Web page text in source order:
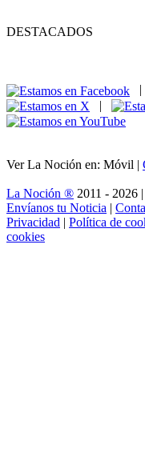
DESTACADOS
|
Ver La Noción en: Móvil |
La Noción ® 2011 - 2026 |
Envíanos tu Noticia |
Privacidad | Política de
cookies